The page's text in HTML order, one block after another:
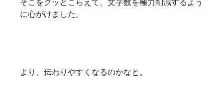
そこをグッとこらえて、文字数を極力削減するよう
に心がけました。
より、伝わりやすくなるのかなと。